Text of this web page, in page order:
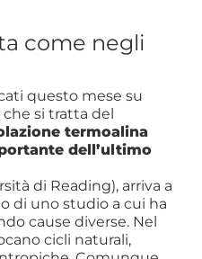
come negli
questo mese su
si tratta del
termoalina
dell’ultimo
di Reading), arriva a
di uno studio a cui ha
cause diverse. Nel
cicli naturali,